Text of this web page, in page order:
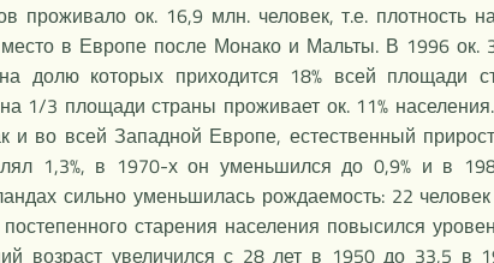
проживало ок. 16,9 млн. человек, т.е. плотность
в Европе после Монако и Мальты. В 1996
которых приходится 18% всей площади
1/3 площади страны проживает ок. 11% населения.
во всей Западной Европе, естественный
1,3%, в 1970-х он уменьшился до 0,9% и в
сильно уменьшилась рождаемость: 22
старения населения повысился
возраст увеличился с 28 лет в 1950 до 33,5 в